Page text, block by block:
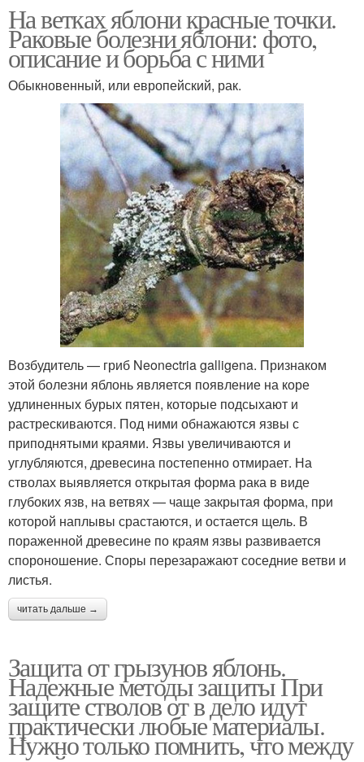
На ветках яблони красные точки.
Раковые болезни яблони: фото,
описание и борьба с ними
Обыкновенный, или европейский, рак.
Возбудитель — гриб Neonectria galligena. Признаком
этой болезни яблонь является появление на коре
удлиненных бурых пятен, которые подсыхают и
растрескиваются. Под ними обнажаются язвы с
приподнятыми краями. Язвы увеличиваются и
углубляются, древесина постепенно отмирает. На
стволах выявляется открытая форма рака в виде
глубоких язв, на ветвях — чаще закрытая форма, при
которой наплывы срастаются, и остается щель. В
пораженной древесине по краям язвы развивается
спороношение. Споры перезаражают соседние ветви и
листья.
читать дальше →
Защита от грызунов яблонь.
Надежные методы защиты При
защите стволов от в дело идут
практически любые материалы.
Нужно только помнить, что между